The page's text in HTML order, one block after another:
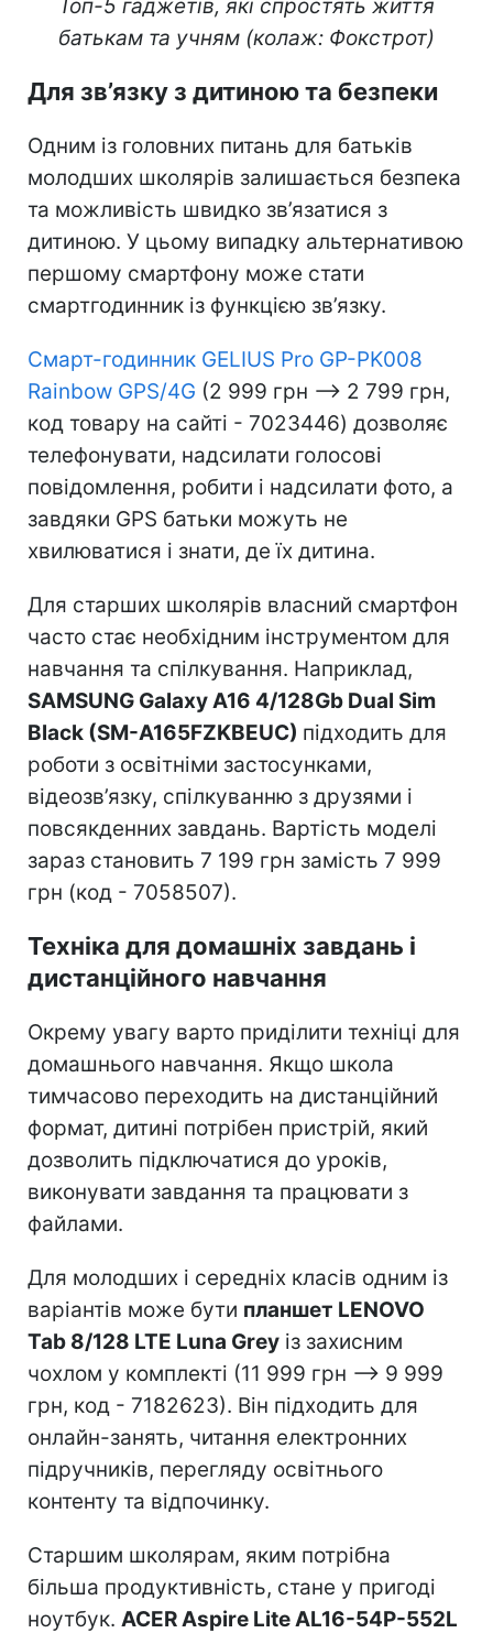
Топ-5 гаджетів, які спростять життя
батькам та учням (колаж: Фокстрот)
Для зв’язку з дитиною та безпеки
Одним із головних питань для батьків
молодших школярів залишається безпека
та можливість швидко зв’язатися з
дитиною. У цьому випадку альтернативою
першому смартфону може стати
смартгодинник із функцією зв’язку.
Смарт-годинник GELIUS Pro GP-PK008
Rainbow GPS/4G (2 999 грн –> 2 799 грн,
код товару на сайті - 7023446) дозволяє
телефонувати, надсилати голосові
повідомлення, робити і надсилати фото, а
завдяки GPS батьки можуть не
хвилюватися і знати, де їх дитина.
Для старших школярів власний смартфон
часто стає необхідним інструментом для
навчання та спілкування. Наприклад,
SAMSUNG Galaxy A16 4/128Gb Dual Sim
Black (SM-A165FZKBEUC) підходить для
роботи з освітніми застосунками,
відеозв’язку, спілкуванню з друзями і
повсякденних завдань. Вартість моделі
зараз становить 7 199 грн замість 7 999
грн (код - 7058507).
Техніка для домашніх завдань і
дистанційного навчання
Окрему увагу варто приділити техніці для
домашнього навчання. Якщо школа
тимчасово переходить на дистанційний
формат, дитині потрібен пристрій, який
дозволить підключатися до уроків,
виконувати завдання та працювати з
файлами.
Для молодших і середніх класів одним із
варіантів може бути планшет LENOVO
Tab 8/128 LTE Luna Grey із захисним
чохлом у комплекті (11 999 грн –> 9 999
грн, код - 7182623). Він підходить для
онлайн-занять, читання електронних
підручників, перегляду освітнього
контенту та відпочинку.
Старшим школярам, яким потрібна
більша продуктивність, стане у пригоді
ноутбук. ACER Aspire Lite AL16-54P-552L